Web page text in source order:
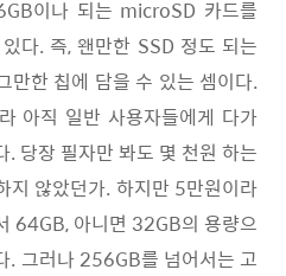
이나 되는 microSD 카드를
다. 즉, 왠만한 SSD 정도 되는
만한 칩에 담을 수 있는 셈이다.
아직 일반 사용자들에게 다가
당장 필자만 봐도 몇 천원 하는
지 않았던가. 하지만 5만원이라
64GB, 아니면 32GB의 용량으
. 그러나 256GB를 넘어서는 고